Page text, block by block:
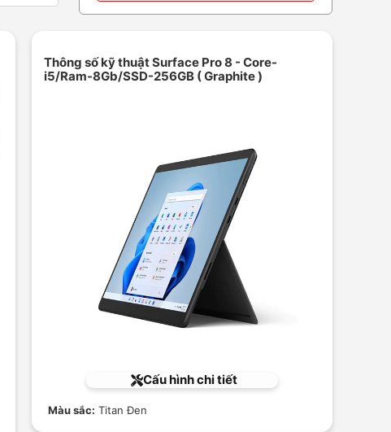
Thông số kỹ thuật Surface Pro 8 - Core-
i5/Ram-8Gb/SSD-256GB ( Graphite )
Cấu hình chi tiết
Màu sắc: Titan Đen